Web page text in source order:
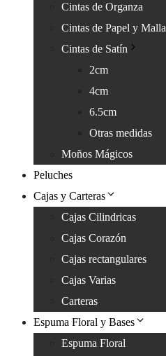
Cintas de Organza
Cintas de Papel y Malla
Cintas de Satín
2cm
4cm
6.5cm
Otras medidas
Moños Mágicos
Peluches
Cajas y Carteras
Cajas Cilindricas
Cajas Corazón
Cajas rectangulares
Cajas Varias
Carteras
Espuma Floral y Bases
Espuma Floral